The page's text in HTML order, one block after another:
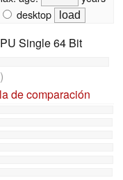
desktop
Single 64 Bit
de comparación